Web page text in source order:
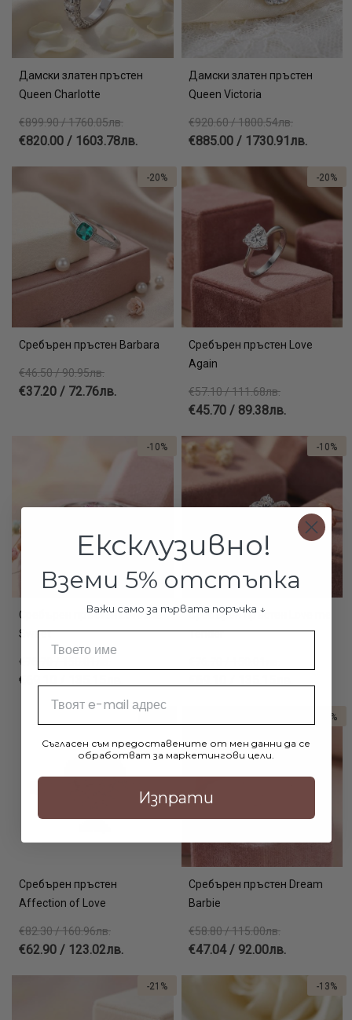
Дамски златен пръстен
Queen Charlotte
€899.90 / 1760.05лв.
€820.00 / 1603.78лв.
Дамски златен пръстен
Queen Victoria
€920.60 / 1800.54лв.
€885.00 / 1730.91лв.
Сребърен пръстен Barbara
€46.50 / 90.95лв.
€37.20 / 72.76лв.
-20%
Сребърен пръстен Love
Again
€57.10 / 111.68лв.
€45.70 / 89.38лв.
-20%
Сребърен пръстен Love me
Sweet
€76.70 / 150.01лв.
€69.10 / 135.15лв.
-10%
Сребърен пръстен Love me
Tender
-10%
Сребърен пръстен
Affection of Love
€82.30 / 160.96лв.
€62.90 / 123.02лв.
Сребърен пръстен Dream
Barbie
€58.80 / 115.00лв.
€47.04 / 92.00лв.
-20%
-21% -13%
Ексклузивно!
Вземи 5% отстъпка
Важи само за първата поръчка ↓
Съгласен съм предоставените от мен данни да се
обработват за маркетингови цели.
Изпрати